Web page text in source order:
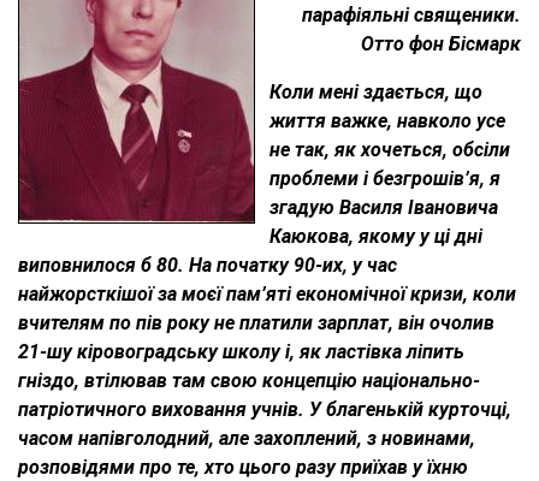
парафіяльні священики.
Отто фон Бісмарк
Коли мені здається, що
життя важке, навколо усе
не так, як хочеться, обсіли
проблеми і безгрошів’я, я
згадую Василя Івановича
Каюкова, якому у ці дні
виповнилося б 80. На початку 90-их, у час
найжорсткішої за моєї пам’яті економічної кризи, коли
вчителям по пів року не платили зарплат, він очолив
21-шу кіровоградську школу і, як ластівка ліпить
гніздо, втілював там свою концепцію національно-
патріотичного виховання учнів. У благенькій курточці,
часом напівголодний, але захоплений, з новинами,
розповідями про те, хто цього разу приїхав у їхню